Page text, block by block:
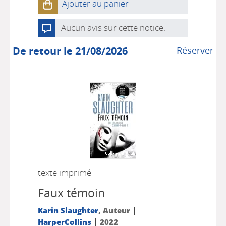
Ajouter au panier
Aucun avis sur cette notice.
Réserver
De retour le 21/08/2026
texte imprimé
Faux témoin
Karin Slaughter, Auteur |
HarperCollins| 2022